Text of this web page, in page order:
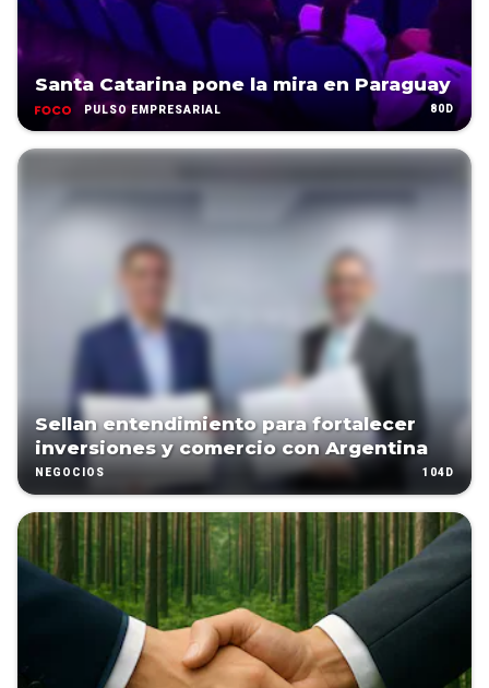
Santa Catarina pone la mira en Paraguay
PULSO EMPRESARIAL 80D
Sellan entendimiento para fortalecer
inversiones y comercio con Argentina
NEGOCIOS 104D